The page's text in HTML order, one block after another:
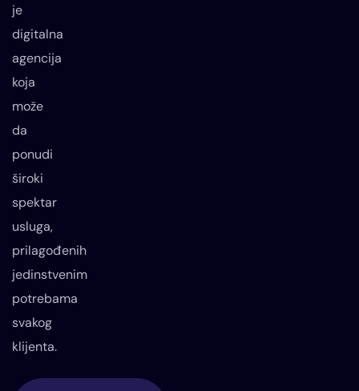
je
digitalna
agencija
koja
može
da
ponudi
široki
spektar
usluga,
prilagođenih
jedinstvenim
potrebama
svakog
klijenta.